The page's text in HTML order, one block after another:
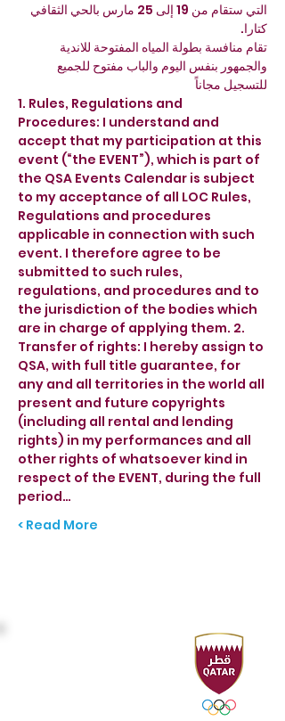
التي ستقام من 19 إلى 25 مارس بالحي الثقافي
كتارا.
تقام منافسة بطولة المياه المفتوحة للاندية
والجمهور بنفس اليوم والباب مفتوح للجميع
للتسجيل مجاناً
1. Rules, Regulations and
Procedures: I understand and
accept that my participation at this
event (“the EVENT”), which is part of
the QSA Events Calendar is subject
to my acceptance of all LOC Rules,
Regulations and procedures
applicable in connection with such
event. I therefore agree to be
submitted to such rules,
regulations, and procedures and to
the jurisdiction of the bodies which
are in charge of applying them. 2.
Transfer of rights: I hereby assign to
QSA, with full title guarantee, for
any and all territories in the world all
present and future copyrights
(including all rental and lending
rights) in my performances and all
other rights of whatsoever kind in
respect of the EVENT, during the full
period…
Read More >